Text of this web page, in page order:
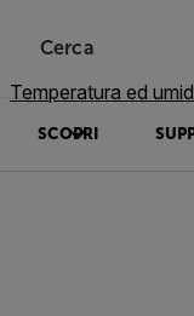
Cerca
SCOPRI
Temperatura ed